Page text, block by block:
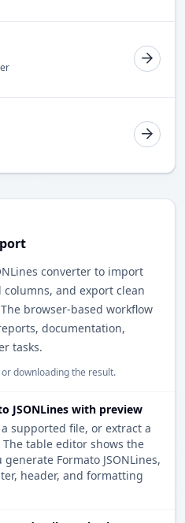
converter to import
and export clean
browser-based workflow
documentation,
tasks.
downloading the result.
JSONLines with preview
a supported file, or extract a
table editor shows the
Formato JSONLines,
header, and formatting